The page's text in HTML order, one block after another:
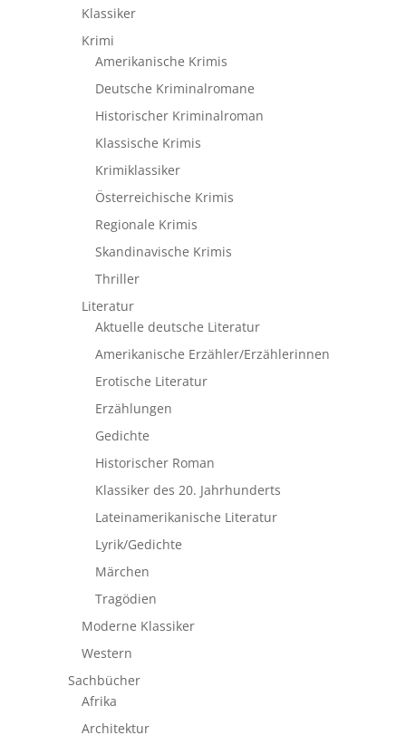
Klassiker
Krimi
Amerikanische Krimis
Deutsche Kriminalromane
Historischer Kriminalroman
Klassische Krimis
Krimiklassiker
Österreichische Krimis
Regionale Krimis
Skandinavische Krimis
Thriller
Literatur
Aktuelle deutsche Literatur
Amerikanische Erzähler/Erzählerinnen
Erotische Literatur
Erzählungen
Gedichte
Historischer Roman
Klassiker des 20. Jahrhunderts
Lateinamerikanische Literatur
Lyrik/Gedichte
Märchen
Tragödien
Moderne Klassiker
Western
Sachbücher
Afrika
Architektur